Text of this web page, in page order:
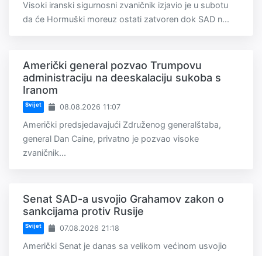
Visoki iranski sigurnosni zvaničnik izjavio je u subotu
da će Hormuški moreuz ostati zatvoren dok SAD n...
Američki general pozvao Trumpovu
administraciju na deeskalaciju sukoba s
Iranom
Svijet 08.08.2026 11:07
Američki predsjedavajući Združenog generalštaba,
general Dan Caine, privatno je pozvao visoke
zvaničnik...
Senat SAD-a usvojio Grahamov zakon o
sankcijama protiv Rusije
Svijet 07.08.2026 21:18
Američki Senat je danas sa velikom većinom usvojio